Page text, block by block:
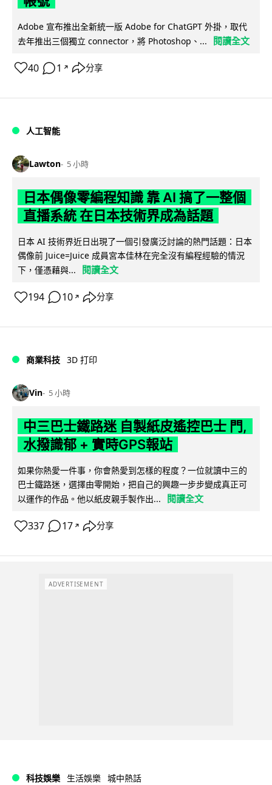
Adobe 宣布推出全新統一版 Adobe for ChatGPT 外掛，取代
去年推出三個獨立 connector，將 Photoshop、...
閱讀全文
40 1 ↗ 分享
人工智能
Lawton 5 小時
日本偶像零編程知識 靠 AI 搞了一整個
直播系統 在日本技術界成為話題
日本 AI 技術界近日出現了一個引發廣泛討論的熱門話題：日本
偶像前 Juice=Juice 成員宮本佳林在完全沒有編程經驗的情況
下，僅憑藉與...
閱讀全文
194 10 ↗ 分享
商業科技 3D 打印
Vin 5 小時
中三巴士鐵路迷 自製紙皮遙控巴士 門,
水撥識郁 + 實時GPS報站
如果你熱愛一件事，你會熱愛到怎樣的程度？一位就讀中三的
巴士鐵路迷，選擇由零開始，把自己的興趣一步步變成真正可
以運作的作品。他以紙皮親手製作出...
閱讀全文
337 17 ↗ 分享
ADVERTISEMENT
科技娛樂 生活娛樂 城中熱話